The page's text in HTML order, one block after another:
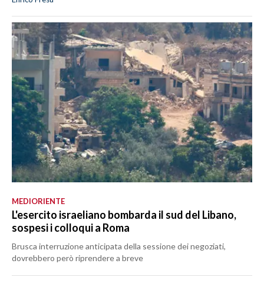
MEDIORIENTE
L'esercito israeliano bombarda il sud del Libano,
sospesi i colloqui a Roma
Brusca interruzione anticipata della sessione dei negoziati,
dovrebbero però riprendere a breve